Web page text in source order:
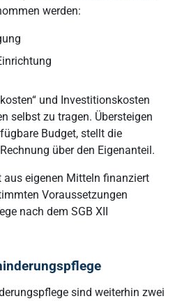
werden:
und Investitionskosten
selbst zu tragen. Übersteigen
Budget, stellt die
über den Eigenanteil.
aus eigenen Mitteln finanziert
Voraussetzungen
nach dem SGB XII
sind weiterhin zwei